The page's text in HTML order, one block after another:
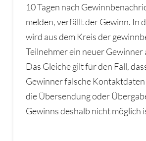
10 Tagen nach
melden, verfällt der Gewinn. In
wird aus dem Kreis der
Teilnehmer ein neuer Gewinner
Das Gleiche gilt für den Fall,
Gewinner falsche
die Übersendung oder
Gewinns deshalb nicht möglich